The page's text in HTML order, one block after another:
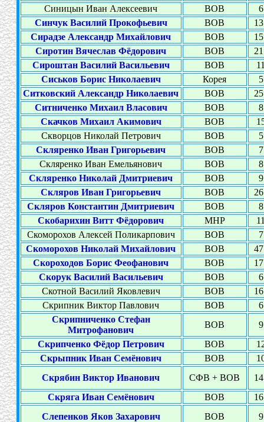
Синицын Иван Алексеевич
ВОВ
Синчук Василий Прокофьевич
ВОВ
Сирадзе Александр Михайлович
ВОВ
Сиротин Вячеслав Фёдорович
ВОВ
Сироштан Василий Васильевич
ВОВ
Сиськов Борис Николаевич
Корея
Ситковский Александр Николаевич
ВОВ
Ситниченко Михаил Власович
ВОВ
Скачков Михаил Акимович
ВОВ
Скворцов Николай Петрович
ВОВ
Скляренко Иван Григорьевич
ВОВ
Скляренко Иван Емельянович
ВОВ
Скляренко Николай Дмитриевич
ВОВ
Скляров Иван Григорьевич
ВОВ
Скляров Константин Дмитриевич
ВОВ
Скобарихин Витт Фёдорович
МНР
Скоморохов Алексей Поликарпович
ВОВ
Скоморохов Николай Михайлович
ВОВ
Скороходов Борис Феофанович
ВОВ
Скорук Василий Васильевич
ВОВ
Скотной Василий Яковлевич
ВОВ
Скрипник Виктор Павлович
ВОВ
Скрипниченко Стефан
Митрофанович
ВОВ
Скрипченко Фёдор Петрович
ВОВ
Скрыпник Иван Семёнович
ВОВ
Скрябин Виктор Иванович
СФВ + ВОВ
Скряга Иван Семёнович
ВОВ
Слепенков Яков Захарович
ВОВ